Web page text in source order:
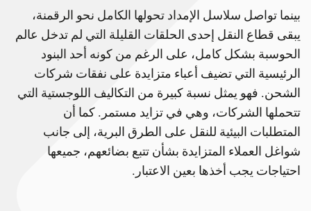
بينما تواصل سلاسل الإمداد تحولها الكامل نحو الرقمنة،
يبقى قطاع النقل إحدى الحلقات القليلة التي لم تدخل عالم
الحوسبة بشكل كامل، على الرغم من كونه أحد البنود
الرئيسية التي تضيف أعباء متزايدة على نفقات شركات
الشحن. فهو يمثل نسبة كبيرة من التكاليف اللوجستية التي
تتحملها الشركات، وهي في تزايد مستمر. كما أن
المتطلبات البيئية للنقل على الطرق البرية، إلى جانب
شواغل العملاء المتزايدة بشأن تتبع بضائعهم، جميعها
احتياجات يجب أخذها بعين الاعتبار.